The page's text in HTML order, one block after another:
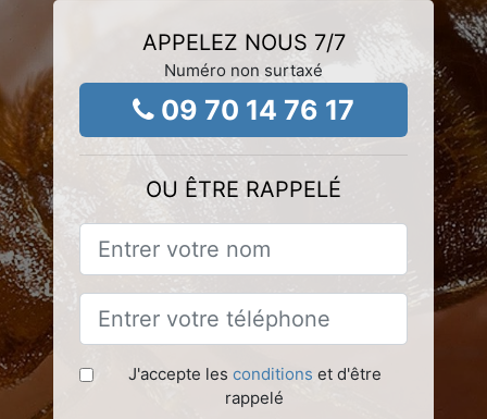
APPELEZ NOUS 7/7
Numéro non surtaxé
09 70 14 76 17
OU ÊTRE RAPPELÉ
J'accepte les conditions et d'être
rappelé